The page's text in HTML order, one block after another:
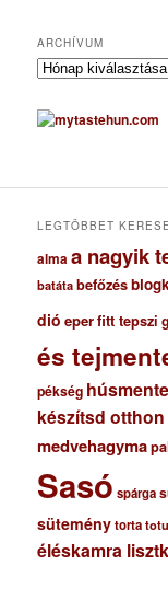
ARCHÍVUM
A
c
h
u
LEGTÖBBET
almaa nagyik
batáta befőzés
dió eperfitt tepszi
és
pékség
készítsd otthon
medvehagyma
Sasó spárga
süteménytorta totu
éléskamra